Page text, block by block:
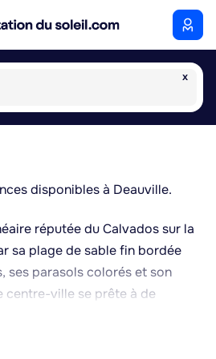
x
disponibles à Deauville.
réputée du Calvados sur la
sa plage de sable fin bordée
ses parasols colorés et son
centre-ville se prête à de
locaux restent